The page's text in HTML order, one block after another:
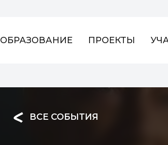
ОБРАЗОВАНИЕ ПРОЕКТЫ
ВСЕ СОБЫТИЯ